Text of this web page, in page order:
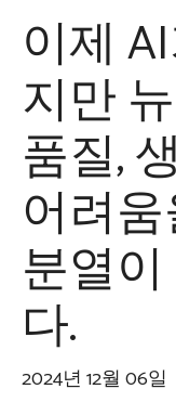
이제
지만
품질,
어려
분열
다.
2024년 12월 06일